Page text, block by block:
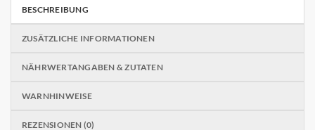
BESCHREIBUNG
ZUSÄTZLICHE INFORMATIONEN
NÄHRWERTANGABEN & ZUTATEN
WARNHINWEISE
REZENSIONEN (0)